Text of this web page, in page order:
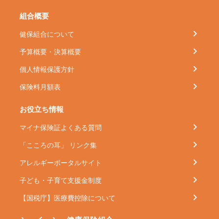
組合概要
健保組合について
予算概要・決算概要
個人情報保護方針
保険料月額表
お役立ち情報
マイナ保険証よくある質問
「こころの耳」 リンク集
アレルギーポータルサイト
子ども・子育て支援金制度
【国税庁】医療費控除について